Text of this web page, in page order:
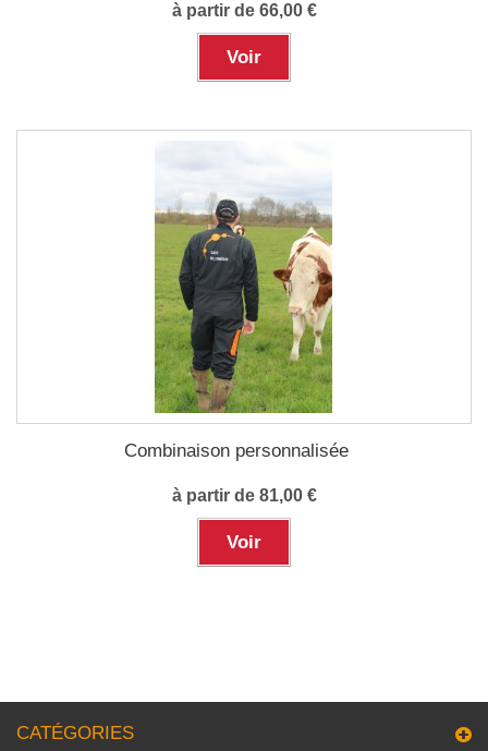
à partir de 66,00 €
Voir
Combinaison personnalisée
à partir de 81,00 €
Voir
CATÉGORIES